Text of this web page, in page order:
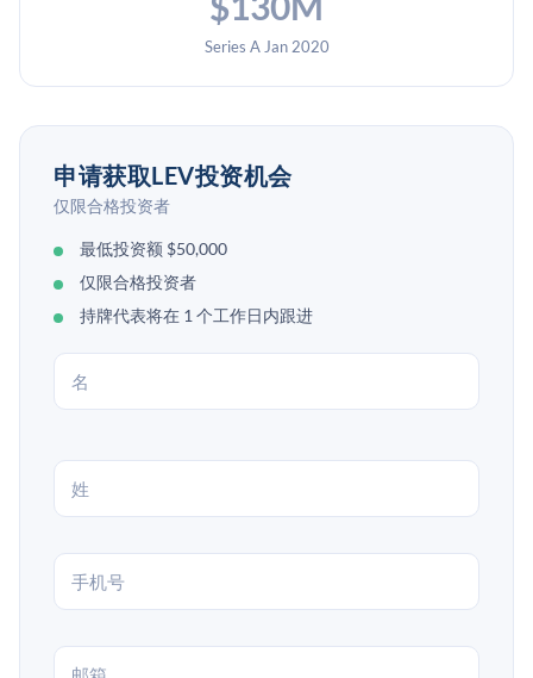
Series A Jan 2020
申请获取LEV投资机会
仅限合格投资者
最低投资额 $50,000
仅限合格投资者
持牌代表将在 1 个工作日内跟进